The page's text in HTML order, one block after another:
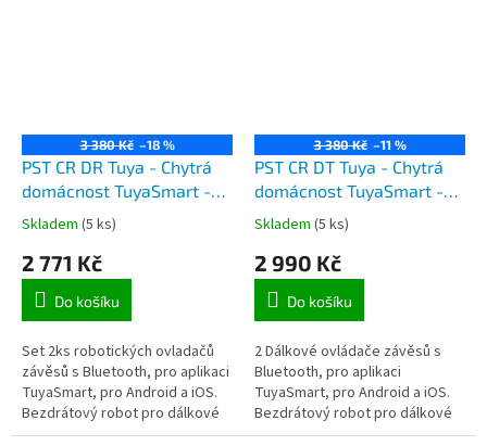
3 380 Kč –18 %
PST CR DR Tuya - Chytrá
domácnost TuyaSmart -
set 2 chytrých závěsových
robotů na závěsy na
garnýž
Skladem (5 ks)
2 771 Kč
Do košíku
Set 2ks robotických ovladačů
závěsů s Bluetooth, pro aplikaci
TuyaSmart, pro Android a iOS.
Bezdrátový robot pro dálkové
ovládání závěsů a žaluzií na
3 380 Kč –11 %
PST CR DT Tuya - Chytrá
domácnost TuyaSmart -
set 2 chytrých závěsových
robotů na závěsy
Skladem (5 ks)
2 990 Kč
Do košíku
2 Dálkové ovládače závěsů s
Bluetooth, pro aplikaci
TuyaSmart, pro Android a iOS.
Bezdrátový robot pro dálkové
ovládání závěsů a žaluzií